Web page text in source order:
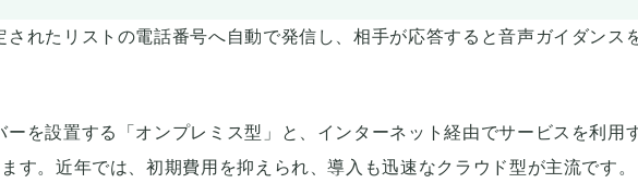
されたリストの電話番号へ自動で発信し、相手が応答すると音声ガイダンス
ーを設置する「オンプレミス型」と、インターネット経由でサービスを利用
す。近年では、初期費用を抑えられ、導入も迅速なクラウド型が主流です。